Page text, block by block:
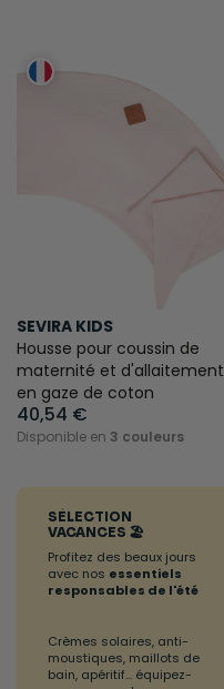
SEVIRA KIDS
Housse pour coussin de
maternité et d'allaitement
en gaze de coton
40,54 €
Disponible en 3 couleurs
SÉLECTION
VACANCES 🏖️
Profitez des beaux jours
avec nos essentiels
responsables de l'été
Crèmes solaires, anti-
moustiques, maillots de
bain, apéritif... équipez-